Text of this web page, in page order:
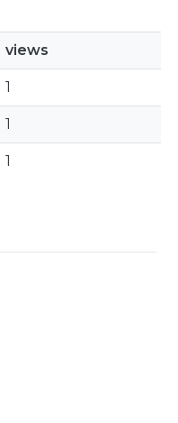
views
1
1
1